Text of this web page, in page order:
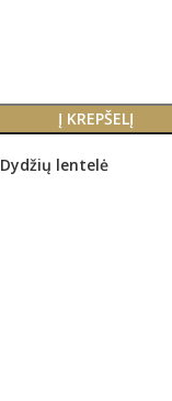
Į KREPŠELĮ
Dydžių lentelė